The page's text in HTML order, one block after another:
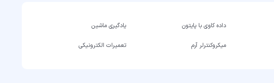
داده کاوی با پایتون یادگیری ماشین
میکروکنترلر آرم تعمیرات الکترونیکی